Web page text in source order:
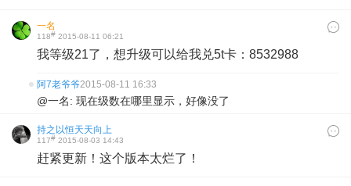
一名
118# 2015-08-11 06:21
我等级21了，想升级可以给我兑5t卡：8532988
阿7老爷爷2015-08-11 16:33
@一名: 现在级数在哪里显示，好像没了
持之以恒天天向上
117# 2015-08-03 14:43
赶紧更新！这个版本太烂了！